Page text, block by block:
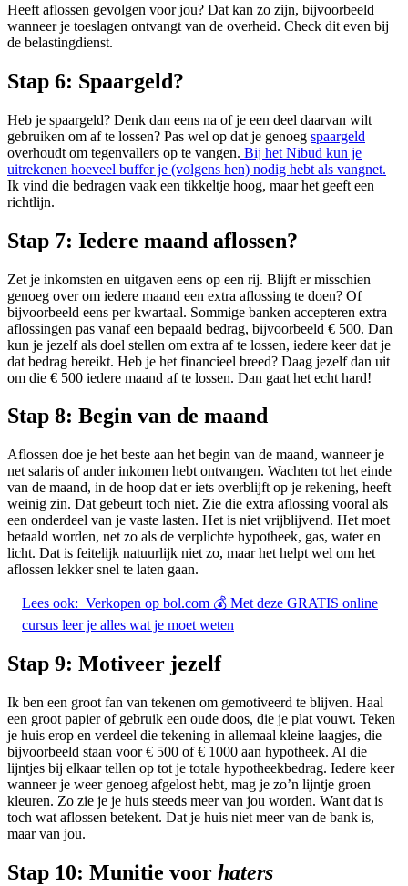
Heeft aflossen gevolgen voor jou? Dat kan zo zijn, bijvoorbeeld
wanneer je toeslagen ontvangt van de overheid. Check dit even bij
de belastingdienst.
Stap 6: Spaargeld?
Heb je spaargeld? Denk dan eens na of je een deel daarvan wilt
gebruiken om af te lossen? Pas wel op dat je genoeg spaargeld
overhoudt om tegenvallers op te vangen. Bij het Nibud kun je
uitrekenen hoeveel buffer je (volgens hen) nodig hebt als vangnet.
Ik vind die bedragen vaak een tikkeltje hoog, maar het geeft een
richtlijn.
Stap 7: Iedere maand aflossen?
Zet je inkomsten en uitgaven eens op een rij. Blijft er misschien
genoeg over om iedere maand een extra aflossing te doen? Of
bijvoorbeeld eens per kwartaal. Sommige banken accepteren extra
aflossingen pas vanaf een bepaald bedrag, bijvoorbeeld € 500. Dan
kun je jezelf als doel stellen om extra af te lossen, iedere keer dat je
dat bedrag bereikt. Heb je het financieel breed? Daag jezelf dan uit
om die € 500 iedere maand af te lossen. Dan gaat het echt hard!
Stap 8: Begin van de maand
Aflossen doe je het beste aan het begin van de maand, wanneer je
net salaris of ander inkomen hebt ontvangen. Wachten tot het einde
van de maand, in de hoop dat er iets overblijft op je rekening, heeft
weinig zin. Dat gebeurt toch niet. Zie die extra aflossing vooral als
een onderdeel van je vaste lasten. Het is niet vrijblijvend. Het moet
betaald worden, net zo als de verplichte hypotheek, gas, water en
licht. Dat is feitelijk natuurlijk niet zo, maar het helpt wel om het
aflossen lekker snel te laten gaan.
Lees ook: Verkopen op bol.com 💰 Met deze GRATIS online
cursus leer je alles wat je moet weten
Stap 9: Motiveer jezelf
Ik ben een groot fan van tekenen om gemotiveerd te blijven. Haal
een groot papier of gebruik een oude doos, die je plat vouwt. Teken
je huis erop en verdeel die tekening in allemaal kleine laagjes, die
bijvoorbeeld staan voor € 500 of € 1000 aan hypotheek. Al die
lijntjes bij elkaar tellen op tot je totale hypotheekbedrag. Iedere keer
wanneer je weer genoeg afgelost hebt, mag je zo’n lijntje groen
kleuren. Zo zie je je huis steeds meer van jou worden. Want dat is
toch wat aflossen betekent. Dat je huis niet meer van de bank is,
maar van jou.
Stap 10: Munitie voor haters